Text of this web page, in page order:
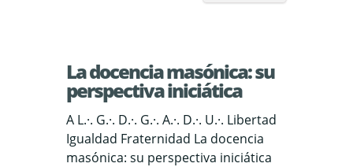
La docencia masónica: su
perspectiva iniciática
A L.·. G.·. D.·. G.·. A.·. D.·. U.·. Libertad
Igualdad Fraternidad La docencia
masónica: su perspectiva iniciática